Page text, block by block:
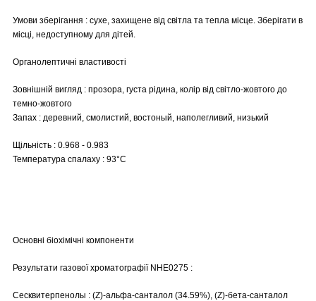
Умови зберігання : сухе, захищене від світла та тепла місце. Зберігати в
місці, недоступному для дітей.
Органолептичні властивості
Зовнішній вигляд : прозора, густа рідина, колір від світло-жовтого до
темно-жовтого
Запах : деревний, смолистий, востоный, наполегливий, низький
Щільність : 0.968 - 0.983
Температура спалаху : 93°C
Основні біохімічні компоненти
Результати газової хроматографії NHE0275 :
Сесквитерпенолы : (Z)-альфа-санталол (34.59%), (Z)-бета-санталол